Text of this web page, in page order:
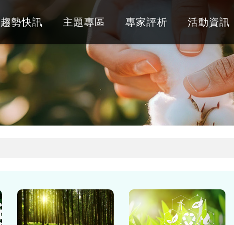
趨勢快訊 主題專區 專家評析 活動資訊